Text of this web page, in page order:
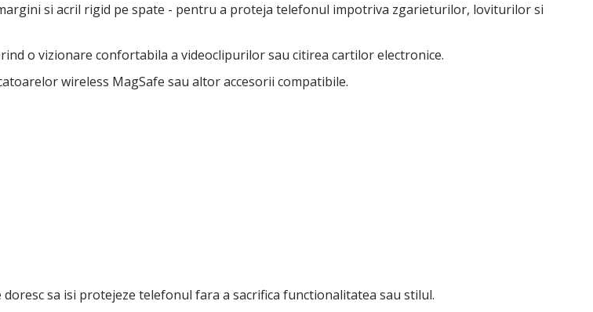
si acril rigid pe spate - pentru a proteja telefonul impotriva zgarieturilor, loviturilor si
o vizionare confortabila a videoclipurilor sau citirea cartilor electronice.
wireless MagSafe sau altor accesorii compatibile.
sa isi protejeze telefonul fara a sacrifica functionalitatea sau stilul.